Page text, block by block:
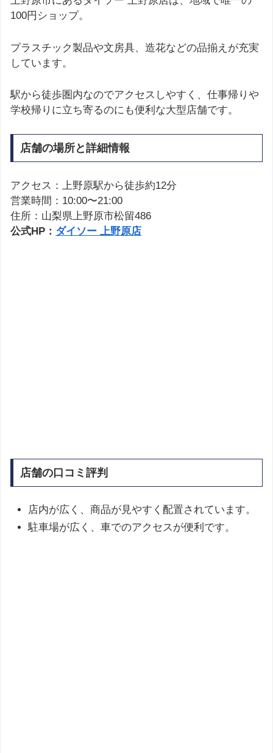
100円ショップ。
プラスチック製品や文房具、造花などの品揃えが充実
しています。
駅から徒歩圏内なのでアクセスしやすく、仕事帰りや
学校帰りに立ち寄るのにも便利な大型店舗です。
店舗の場所と詳細情報
アクセス：上野原駅から徒歩約12分
営業時間：10:00〜21:00
住所：山梨県上野原市松留486
公式HP： ダイソー 上野原店
店舗の口コミ評判
店内が広く、商品が見やすく配置されています。
駐車場が広く、車でのアクセスが便利です。